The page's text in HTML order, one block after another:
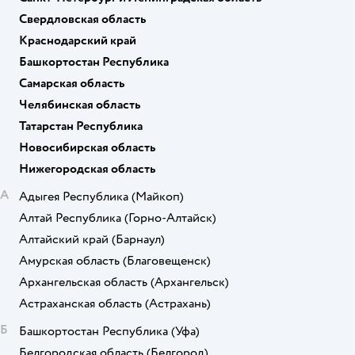
Свердловская область
Краснодарский край
Башкортостан Республика
Самарская область
Челябинская область
Татарстан Республика
Новосибирская область
Нижегородская область
А
Адыгея Республика (Майкоп)
Алтай Республика (Горно-Алтайск)
Алтайский край (Барнаул)
Амурская область (Благовещенск)
Архангельская область (Архангельск)
Астраханская область (Астрахань)
Б
Башкортостан Республика (Уфа)